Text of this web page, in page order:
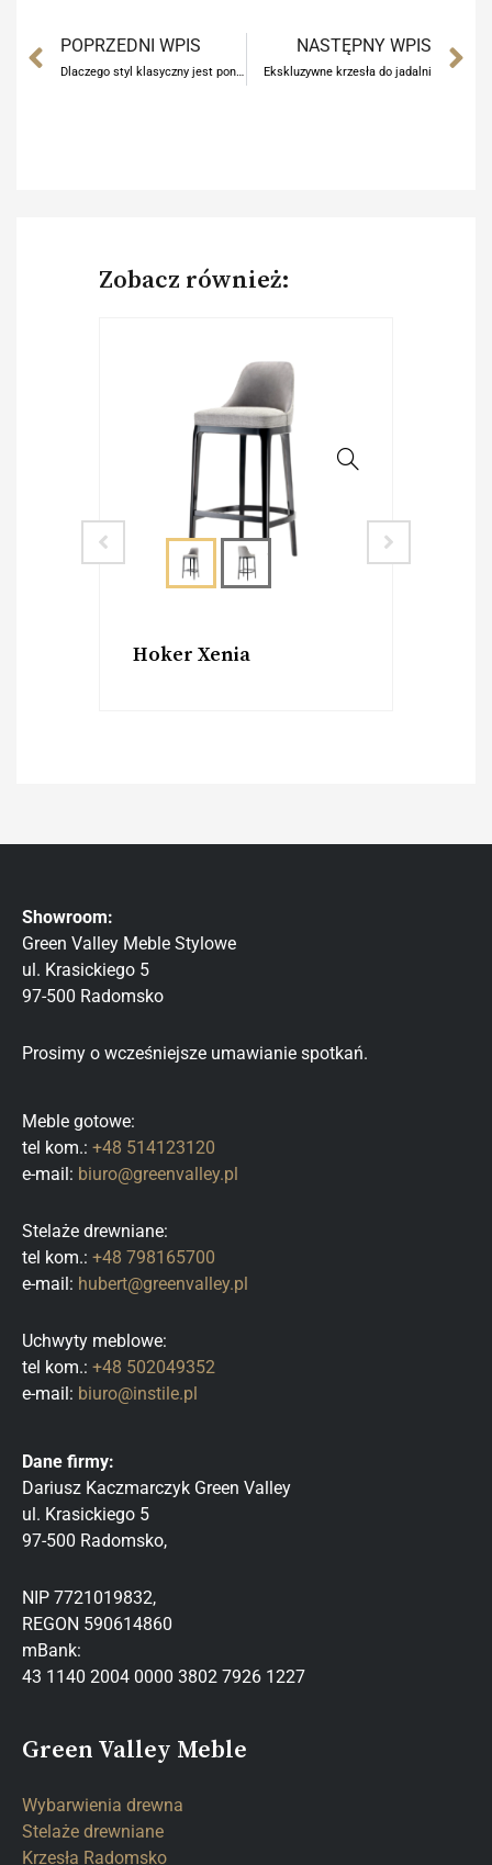
Prev
POPRZEDNI WPIS
Dlaczego styl klasyczny jest ponadczasowy?
NASTĘPNY WPIS
Ekskluzywne krzesła do jadalni
Zobacz również:
Hoker Xenia
Showroom:
Green Valley Meble Stylowe
ul. Krasickiego 5
97-500 Radomsko
Prosimy o wcześniejsze umawianie spotkań.
Meble gotowe:
tel kom.: +48 514123120
e-mail: biuro@greenvalley.pl
Stelaże drewniane:
tel kom.: +48 798165700
e-mail: hubert@greenvalley.pl
Uchwyty meblowe:
tel kom.: +48 502049352
e-mail: biuro@instile.pl
Dane firmy:
Dariusz Kaczmarczyk Green Valley
ul. Krasickiego 5
97-500 Radomsko,
NIP 7721019832,
REGON 590614860
mBank:
43 1140 2004 0000 3802 7926 1227
Green Valley Meble
Wybarwienia drewna
Stelaże drewniane
Krzesła Radomsko